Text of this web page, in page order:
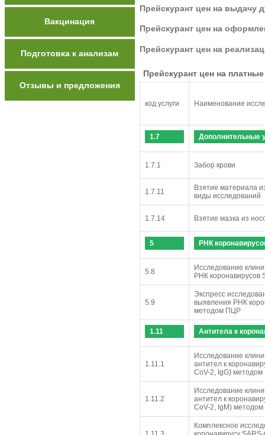
Вакцинация
Подготовка к анализам
Отзывы и предложения
Прейскурант цен на выдачу
Прейскурант цен на
Прейскурант цен на
Прейскурант цен на
код услуги Наименование
1.7 Дополнительные
1.7.1 Забор крови
1.7.11
Взятие материала
виды исследований
1.7.14 Взятие мазка из
5 РНК
5.8
Исследование
РНК
5.9
Экспресс
выявления РНК
методом ПЦР
1.11 Антитела к
1.11.1
Исследование
антител к
CoV-2, IgG)
1.11.2
Исследование
антител к
CoV-2, IgМ)
Комплексное